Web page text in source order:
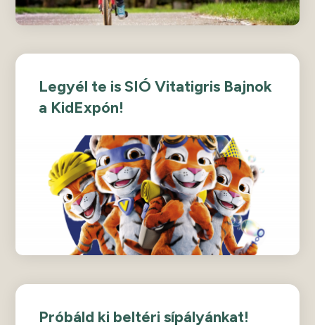
Legyél te is SIÓ Vitatigris Bajnok
a KidExpón!
Próbáld ki beltéri sípályánkat!